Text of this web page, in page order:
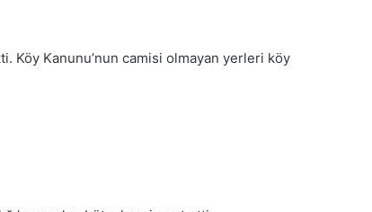
Köy Kanunu’nun camisi olmayan yerleri köy